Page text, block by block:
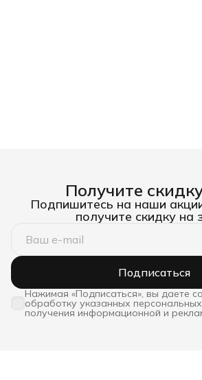
Получите
Подпишитесь на наши
получите скидку на
Подписаться
Нажимая «Подписаться», вы даете
обработку указанных
получения информационной и